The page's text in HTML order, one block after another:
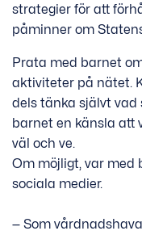
strategier för att
påminner om
Prata med barnet
aktiviteter på nätet.
dels tänka självt vad
barnet en känsla att
väl och ve.
Om möjligt, var med
sociala medier.
— Som